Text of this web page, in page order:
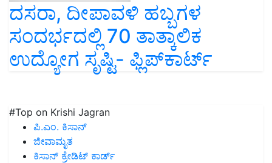
ದಸರಾ, ದೀಪಾವಳಿ ಹಬ್ಬಗಳ
ಸಂದರ್ಭದಲ್ಲಿ 70 ತಾತ್ಕಾಲಿಕ
ಉದ್ಯೋಗ ಸೃಷ್ಟಿ- ಫ್ಲಿಪ್‌ಕಾರ್ಟ್‌
#Top on Krishi Jagran
ಪಿ.ಎಂ. ಕಿಸಾನ್
ಜೀವಾಮೃತ
ಕಿಸಾನ್ ಕ್ರೇಡಿಟ್ ಕಾರ್ಡ್